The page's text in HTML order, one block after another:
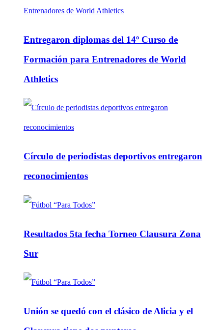
Entregaron diplomas del 14º Curso de
Formación para Entrenadores de World
Athletics
Círculo de periodistas deportivos entregaron
reconocimientos
Resultados 5ta fecha Torneo Clausura Zona
Sur
Unión se quedó con el clásico de Alicia y el